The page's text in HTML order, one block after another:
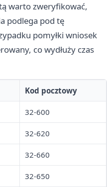
warto zweryfikować,
podlega pod tę
pomyłki wniosek
co wydłuży czas
Kod pocztowy
32-600
32-620
32-660
32-650